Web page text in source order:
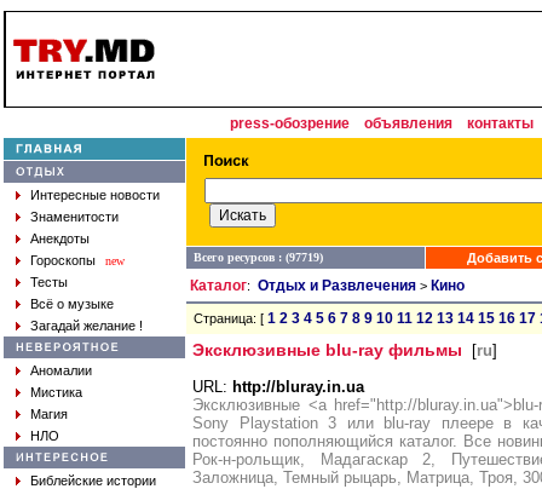
press-обозрение объявления контакты
Интересные новости
Знаменитости
Анекдоты
Гороскопы
new
Тесты
Всё о музыке
Загадай желание !
Аномалии
Мистика
Магия
НЛО
Библейские истории
Всего ресурсов : (97719) Добавить
Каталог: Отдых и Развлечения > Кино
Страница: [ 1 2 3 4 5 6 7 8 9 10 11 12 13 14 15 16 17
Эксклюзивные blu-ray фильмы [ru]
URL: http://bluray.in.ua
Эксклюзивные <a href="http://
Sony Playstation 3 или blu-ray плеере в
постоянно пополняющийся каталог. Все
Рок-н-рольщик, Мадагаскар 2,
Заложница, Темный рыцарь, Матрица, Троя,